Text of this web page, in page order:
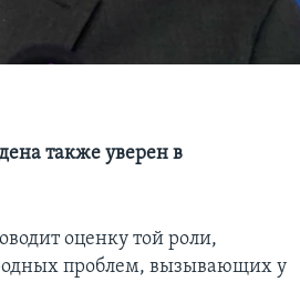
также уверен в
оценку той роли,
проблем, вызывающих у